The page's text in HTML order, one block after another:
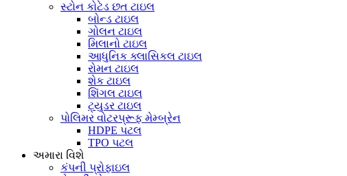
સ્ટોન કોટેડ છત ટાઇલ
બોન્ડ ટાઇલ
ગોલન ટાઇલ
મિલાનો ટાઇલ
આધુનિક ક્લાસિકલ ટાઇલ
રોમન ટાઇલ
શેક ટાઇલ
શિંગલ ટાઇલ
ટ્યુડર ટાઇલ
પોલિમર વોટરપ્રૂફ મેમ્બ્રેન
HDPE પટલ
TPO પટલ
અમારા વિશે
કંપની પ્રોફાઇલ